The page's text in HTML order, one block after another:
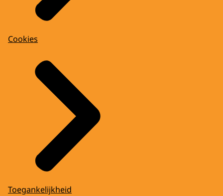
Cookies
Toegankelijkheid